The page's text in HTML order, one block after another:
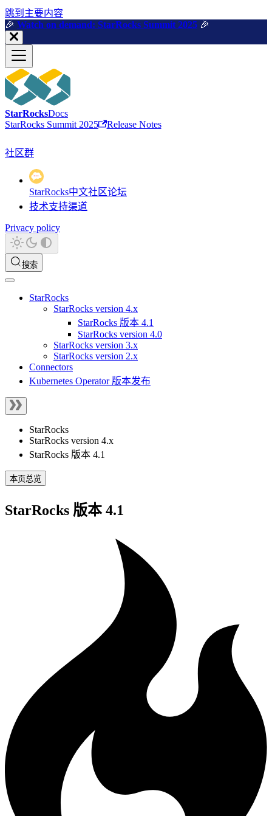
跳到主要内容
🎉️ Watch on demand: StarRocks Summit 2025 🎉️
StarRocksDocs
StarRocks Summit 2025
Release Notes
社区群
StarRocks中文社区论坛
技术支持渠道
Privacy policy
搜索
StarRocks
StarRocks version 4.x
StarRocks 版本 4.1
StarRocks version 4.0
StarRocks version 3.x
StarRocks version 2.x
Connectors
Kubernetes Operator 版本发布
StarRocks
StarRocks version 4.x
StarRocks 版本 4.1
本页总览
StarRocks 版本 4.1